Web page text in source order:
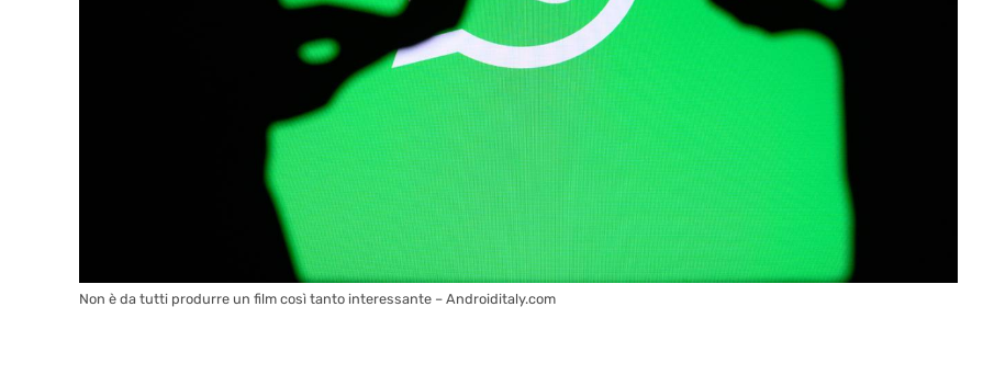
Non è da tutti produrre un film così tanto interessante – Androiditaly.com